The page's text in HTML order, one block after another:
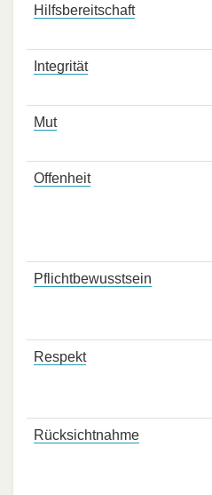
Hilfsbereitschaft
Integrität
Mut
Offenheit
Pflichtbewusstsein
Respekt
Rücksichtnahme